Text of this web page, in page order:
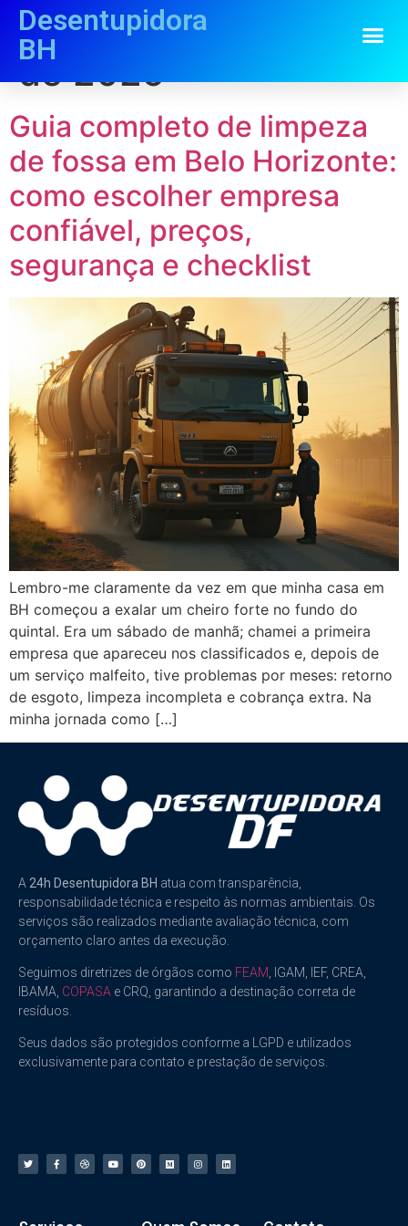
Desentupidora
BH
Dia:28 de novembro
de 2025
Guia completo de limpeza
de fossa em Belo Horizonte:
como escolher empresa
confiável, preços,
segurança e checklist
Lembro-me claramente da vez em que minha casa em
BH começou a exalar um cheiro forte no fundo do
quintal. Era um sábado de manhã; chamei a primeira
empresa que apareceu nos classificados e, depois de
um serviço malfeito, tive problemas por meses: retorno
de esgoto, limpeza incompleta e cobrança extra. Na
minha jornada como […]
A 24h Desentupidora BH atua com transparência,
responsabilidade técnica e respeito às normas ambientais. Os
serviços são realizados mediante avaliação técnica, com
orçamento claro antes da execução.
Seguimos diretrizes de órgãos como FEAM , IGAM, IEF, CREA,
IBAMA, COPASA e CRQ, garantindo a destinação correta de
resíduos.
Seus dados são protegidos conforme a LGPD e utilizados
exclusivamente para contato e prestação de serviços.